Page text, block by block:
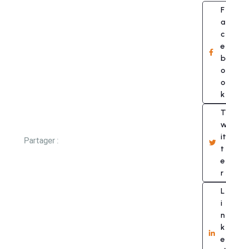
Partager :
F
a
c
e
b
o
o
k
T
it
t
e
r
L
i
n
k
e